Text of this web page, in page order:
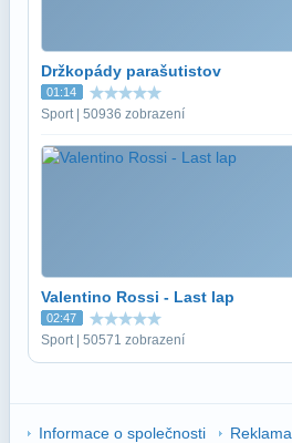
Držkopády parašutistov
01:14
Sport | 50936 zobrazení
Valentino Rossi - Last lap
02:47
Sport | 50571 zobrazení
Informace o společnosti Reklama